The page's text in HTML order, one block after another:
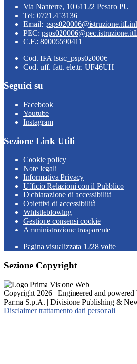
Via Nanterre, 10 61122 Pesaro PU
Tel: 0721.453136
Email: psps020006@istruzione.it
PEC: psps020006@pec.istruzione.it
C.F.: 80005590411
Cod. IPA istsc_psps020006
Cod. uff. fatt. elettr. UF46UH
Seguici su
Facebook
Youtube
Instagram
Sezione Link Utili
Cookie policy
Note legali
Informativa Privacy
Ufficio Relazioni con il Pubblico
Dichiarazione di accessibilità
Obiettivi di accessibilità
Whistleblowing
Gestione consensi cookie
Amministrazione trasparente
Pagina visualizzata 1228 volte
Sezione Copyright
Copyright 2026 | Engineered and
Parma S.p.A. | Divisione Publishing &
Disclaimer trattamento dati personali